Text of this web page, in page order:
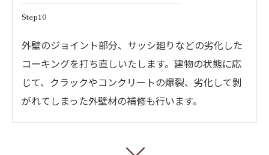
Step10
外壁のジョイント部分、サッシ廻りなどの劣化した
コーキングを打ち直しいたします。建物の状態に応
じて、クラックやコンクリートの爆裂、劣化して剝
がれてしまった外壁材の補修も行います。